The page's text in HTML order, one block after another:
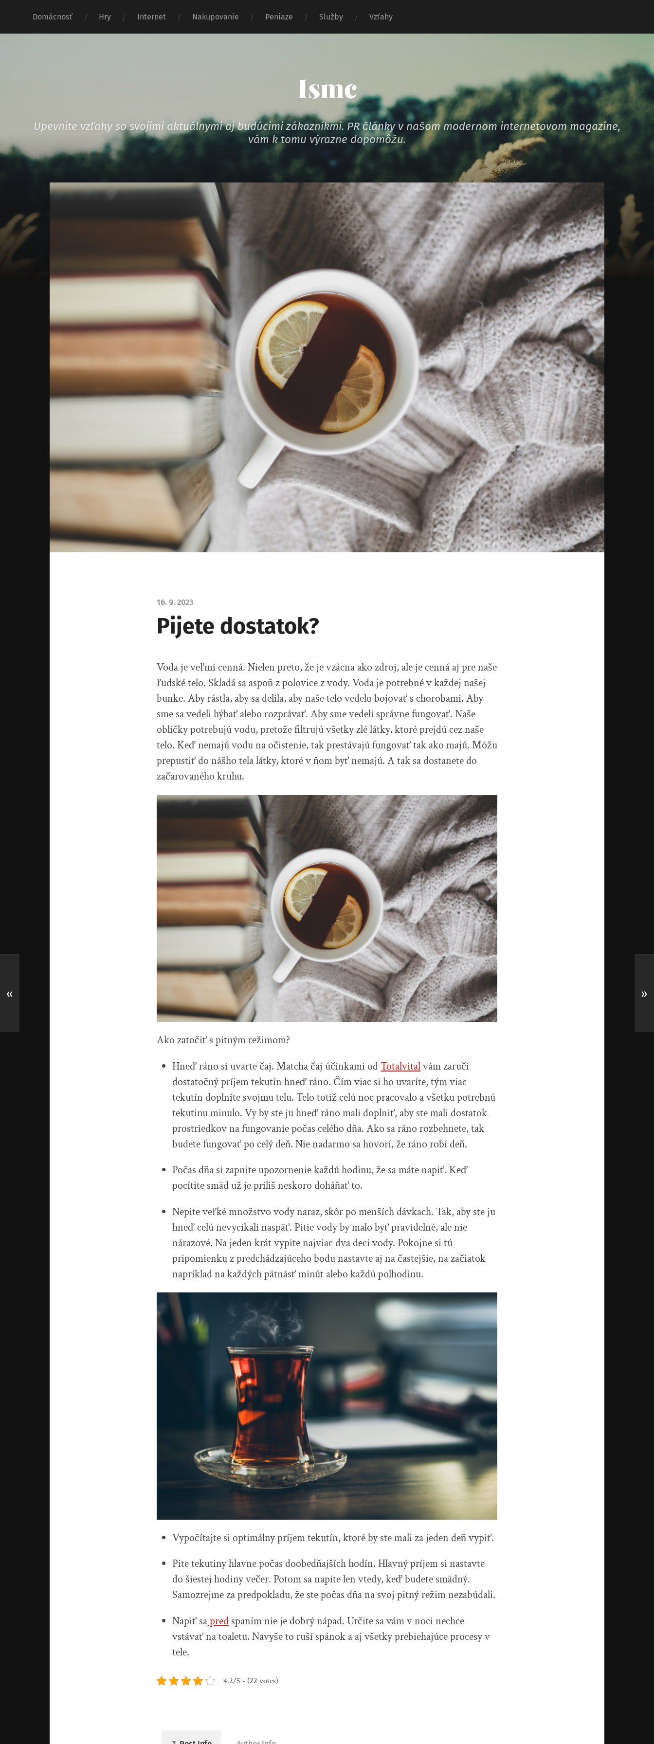
Domácnosť Hry Internet Nakupovanie Peniaze Služby Vzťahy
Ismc
Upevnite vzťahy so svojimi aktuálnymi aj budúcimi zákazníkmi. PR články v našom modernom internetovom magazíne,
vám k tomu výrazne dopomôžu.
16. 9. 2023
Pijete dostatok?
Voda je veľmi cenná. Nielen preto, že je vzácna ako zdroj, ale je cenná aj pre naše
ľudské telo. Skladá sa aspoň z polovice z vody. Voda je potrebné v každej našej
bunke. Aby rástla, aby sa delila, aby naše telo vedelo bojovať s chorobami. Aby
sme sa vedeli hýbať alebo rozprávať. Aby sme vedeli správne fungovať. Naše
obličky potrebujú vodu, pretože filtrujú všetky zlé látky, ktoré prejdú cez naše
telo. Keď nemajú vodu na očistenie, tak prestávajú fungovať tak ako majú. Môžu
prepustiť do nášho tela látky, ktoré v ňom byť nemajú. A tak sa dostanete do
začarovaného kruhu.
Ako zatočiť s pitným režimom?
Hneď ráno si uvarte čaj. Matcha čaj účinkami odTotalvitalvám zaručí
dostatočný príjem tekutín hneď ráno. Čím viac si ho uvaríte, tým viac
tekutín doplníte svojmu telu. Telo totiž celú noc pracovalo a všetku potrebnú
tekutinu minulo. Vy by ste ju hneď ráno mali doplniť, aby ste mali dostatok
prostriedkov na fungovanie počas celého dňa. Ako sa ráno rozbehnete, tak
budete fungovať po celý deň. Nie nadarmo sa hovorí, že ráno robí deň.
Počas dňa si zapnite upozornenie každú hodinu, že sa máte napiť. Keď
pocítite smäd už je príliš neskoro doháňať to.
Nepite veľké množstvo vody naraz, skôr po menších dávkach. Tak, aby ste ju
hneď celú nevycikali naspäť. Pitie vody by malo byť pravidelné, ale nie
nárazové. Na jeden krát vypite najviac dva deci vody. Pokojne si tú
pripomienku z predchádzajúceho bodu nastavte aj na častejšie, na začiatok
napríklad na každých pätnásť minút alebo každú polhodinu.
Vypočítajte si optimálny príjem tekutín, ktoré by ste mali za jeden deň vypiť.
Pite tekutiny hlavne počas doobedňajších hodín. Hlavný príjem si nastavte
do šiestej hodiny večer. Potom sa napite len vtedy, keď budete smädný.
Samozrejme za predpokladu, že ste počas dňa na svoj pitný režim nezabúdali.
Napiť sapred spaním nie je dobrý nápad. Určite sa vám v noci nechce
vstávať na toaletu. Navyše to ruší spánok a aj všetky prebiehajúce procesy v
tele.
4.2/5 - (22 votes)
« »